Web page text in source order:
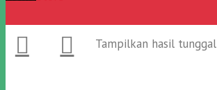
Tampilkan hasil tunggal